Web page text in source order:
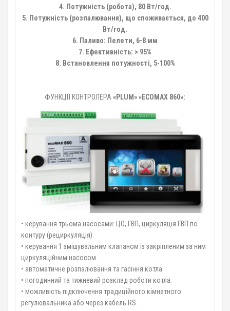
4. Потужність (робота), 80 Вт/год.
5. Потужність (розпалювання), що споживається, до 400
Вт/год.
6. Паливо: Пелети, 6-8 мм
7. Ефективність: > 95%
8. Встановлення потужності, 5-100%
ФУНКЦІЇ КОНТРОЛЕРА «PLUM» «ЕCOMAX 860»:
• керування трьома насосами: ЦО, ГВП, циркуляція ГВП по
контуру (рециркуляція).
• керування 1 змішувальним клапаном із закріпленим за ним
циркуляційним насосом.
• автоматичне розпалювання та гасіння котла.
• погодинний та тижневий розклад роботи котла.
• можливість підключення традиційного кімнатного
регулювальника або через кабель RS.